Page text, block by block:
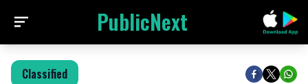
PublicNext
Classified